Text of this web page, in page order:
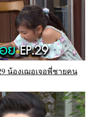
น้องเฌอเจอพี่ชายคน